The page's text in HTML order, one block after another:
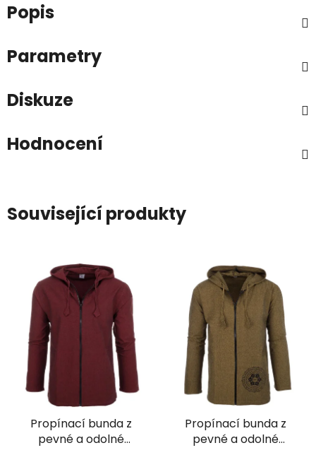
Popis
Parametry
Diskuze
Hodnocení
Související produkty
Propínací bunda z
pevné a odolné
Propínací bunda z
pevné a odolné